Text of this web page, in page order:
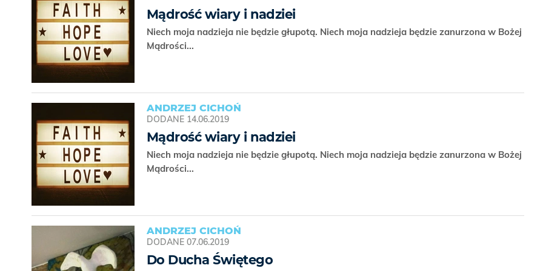
Mądrość wiary i nadziei
Niech moja nadzieja nie będzie głupotą. Niech moja nadzieja będzie zanurzona w Bożej
Mądrości...
ANDRZEJ CICHOŃ
DODANE 14.06.2019
Mądrość wiary i nadziei
Niech moja nadzieja nie będzie głupotą. Niech moja nadzieja będzie zanurzona w Bożej
Mądrości...
ANDRZEJ CICHOŃ
DODANE 07.06.2019
Do Ducha Świętego